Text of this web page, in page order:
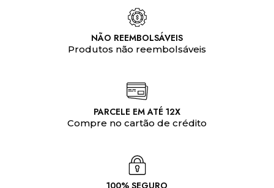
NÃO REEMBOLSÁVEIS
Produtos não reembolsáveis
PARCELE EM ATÉ 12X
Compre no cartão de crédito
100% SEGURO